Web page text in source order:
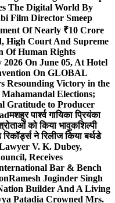
The Digital World By
Film Director Smeep
Of Nearly ₹10 Crore
High Court And Supreme
Of Human Rights
On June 05, At Hotel
On GLOBAL
Resounding Victory in the
Elections;
Gratitude to Producer
मशहूर पार्श्व गायिका प्रियंका
को किया भावुकशिल्पी
ने रिलीज किया बर्थडे
V. K. Dubey,
Receives
Bar & Bench
Ramesh Joginder Singh
Builder And A Living
Patadia Crowned Mrs.